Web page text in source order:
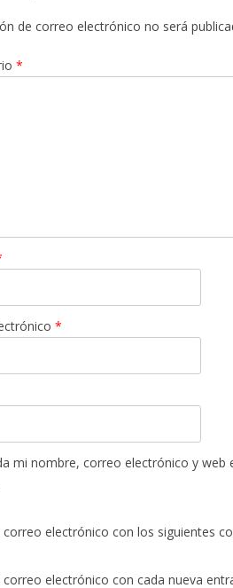
de correo electrónico no será
*
*
mi nombre, correo electrónico y web
correo electrónico con los siguientes
correo electrónico con cada nueva